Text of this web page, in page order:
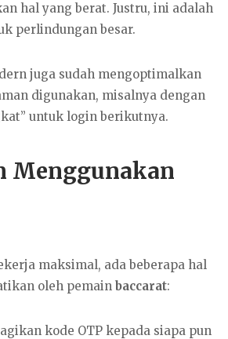
hal yang berat. Justru, ini adalah
perlindungan besar.
juga sudah mengoptimalkan
digunakan, misalnya dengan
untuk login berikutnya.
Menggunakan
maksimal, ada beberapa hal
oleh pemain baccarat:
kode OTP kepada siapa pun